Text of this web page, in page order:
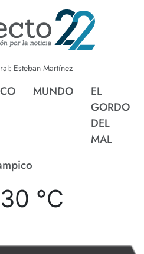
Esteban Martínez
MUNDO
EL
GORDO
DEL
MAL
30 °C